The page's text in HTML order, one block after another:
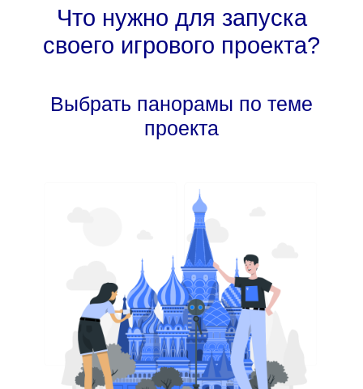
Что нужно для запуска
своего игрового проекта?
Выбрать панорамы по теме
проекта